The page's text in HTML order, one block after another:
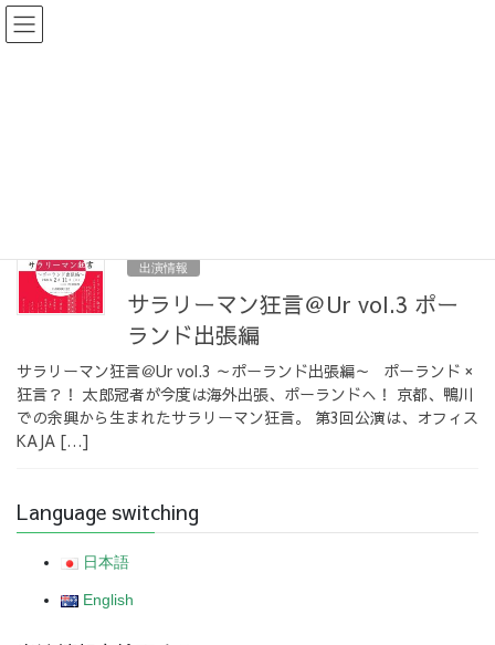
コ
ン
ナ
ビ
出演情報
サラリーマン狂言＠Ur vol.3 ポー
ランド出張編
サラリーマン狂言＠Ur vol.3 ～ポーランド出張編～ ポーランド ×
狂言？！ 太郎冠者が今度は海外出張、ポーランドへ！ 京都、鴨川
での余興から生まれたサラリーマン狂言。 第3回公演は、オフィス
KAJA […]
Language switching
日本語
English